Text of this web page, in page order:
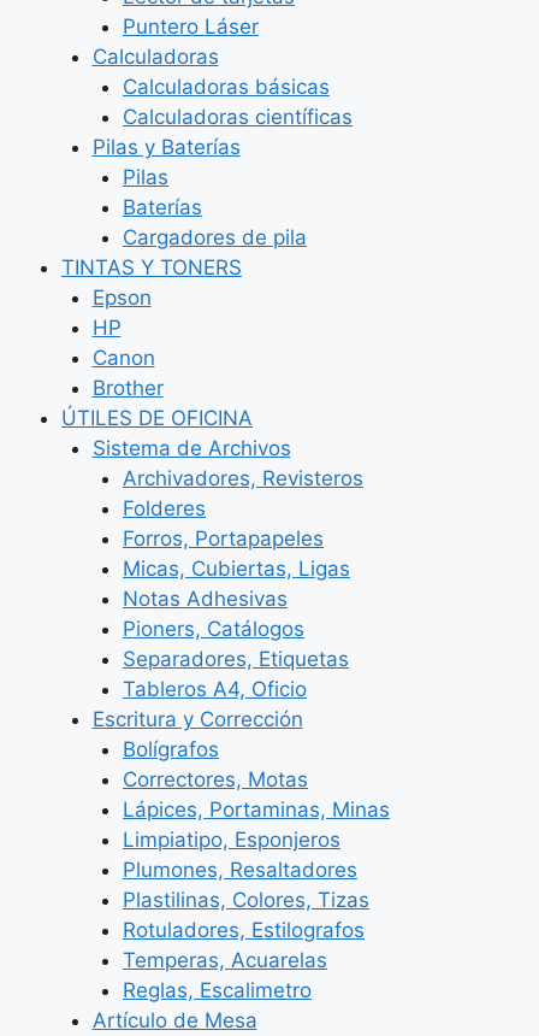
Puntero Láser
Calculadoras
Calculadoras básicas
Calculadoras científicas
Pilas y Baterías
Pilas
Baterías
Cargadores de pila
TINTAS Y TONERS
Epson
HP
Canon
Brother
ÚTILES DE OFICINA
Sistema de Archivos
Archivadores, Revisteros
Folderes
Forros, Portapapeles
Micas, Cubiertas, Ligas
Notas Adhesivas
Pioners, Catálogos
Separadores, Etiquetas
Tableros A4, Oficio
Escritura y Corrección
Bolígrafos
Correctores, Motas
Lápices, Portaminas, Minas
Limpiatipo, Esponjeros
Plumones, Resaltadores
Plastilinas, Colores, Tizas
Rotuladores, Estilografos
Temperas, Acuarelas
Reglas, Escalimetro
Artículo de Mesa